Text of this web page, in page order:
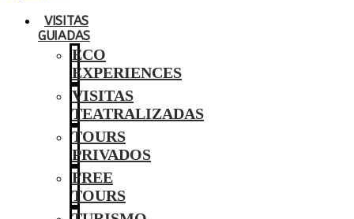
VISITAS
GUIADAS
ECO
EXPERIENCES
VISITAS
TEATRALIZADAS
TOURS
PRIVADOS
FREE
TOURS